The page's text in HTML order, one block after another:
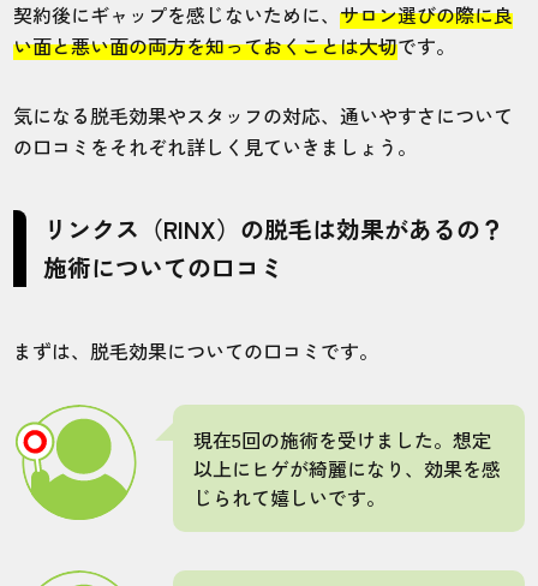
20代・マルボルクさん
5.0
施術
5
接客
5
雰囲気
5
料金
5
予約
店舗
秋田駅前店
施術部位
全身脱毛したくてリンクスの全身脱毛プラ
ンにしました。8回だと保証が付くので安心
ですね。満足しています。
30代・テルまえさん
契約後にギャップを感じないために、サロン選びの際に良
い面と悪い面の両方を知っておくことは大切です。
気になる脱毛効果やスタッフの対応、通いやすさについて
の口コミをそれぞれ詳しく見ていきましょう。
リンクス（RINX）の脱毛は効果があるの？
施術についての口コミ
まずは、脱毛効果についての口コミです。
現在5回の施術を受けました。想定
以上にヒゲが綺麗になり、効果を感
じられて嬉しいです。